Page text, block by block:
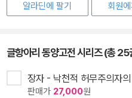
알라딘에 팔기
회원에
글항아리 동양고전 시리즈 (총 25
장자 - 낙천적 허무주의자
판매가 27,000원